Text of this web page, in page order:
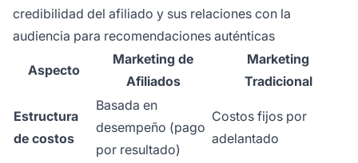
credibilidad del afiliado y sus relaciones con la
audiencia para recomendaciones auténticas
Aspecto
Marketing de
Afiliados
Marketing
Tradicional
Estructura
de costos
Basada en
desempeño (pago
por resultado)
Costos fijos por
adelantado